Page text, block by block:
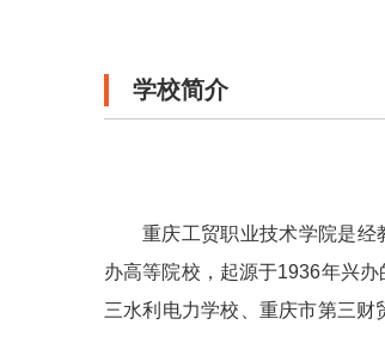
学校简介
重庆工贸职业技术学院是
办高等院校，起源于1936年兴
三水利电力学校、重庆市第三财